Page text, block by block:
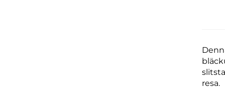
resa.